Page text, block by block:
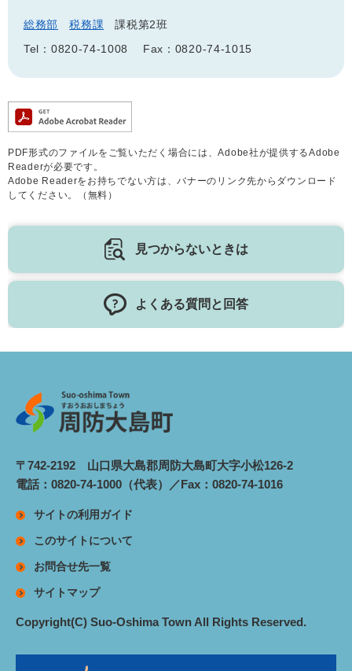
総務部 税務課
課税第2班
Tel：0820-74-1008
Fax：0820-74-1015
PDF形式のファイルをご覧いただく場合には、Adobe社が提供するAdobe
Readerが必要です。
Adobe Readerをお持ちでない方は、バナーのリンク先からダウンロード
してください。（無料）
見つからないときは
よくある質問と回答
〒742-2192 山口県大島郡周防大島町大字小松126-2
電話：0820-74-1000（代表）／Fax：0820-74-1016
サイトの利用ガイド
このサイトについて
お問合せ先一覧
サイトマップ
Copyright(C) Suo-Oshima Town All Rights Reserved.